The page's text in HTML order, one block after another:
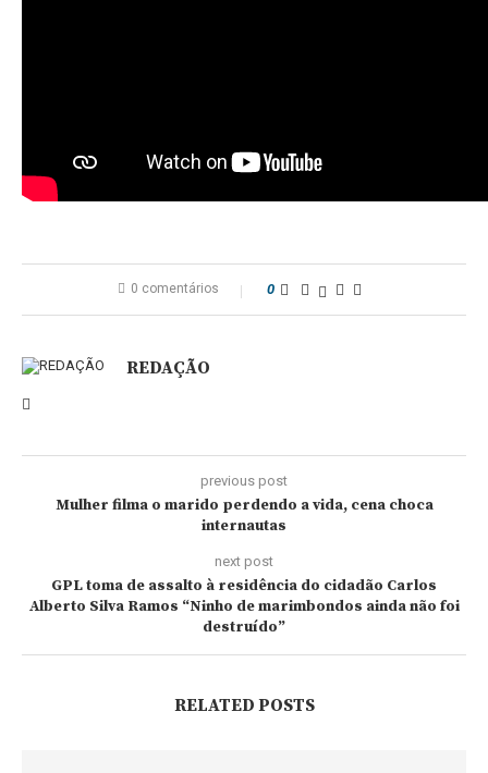
0 comentários 0
REDAÇÃO
previous post
Mulher filma o marido perdendo a vida, cena choca
internautas
next post
GPL toma de assalto à residência do cidadão Carlos
Alberto Silva Ramos “Ninho de marimbondos ainda não foi
destruído”
RELATED POSTS